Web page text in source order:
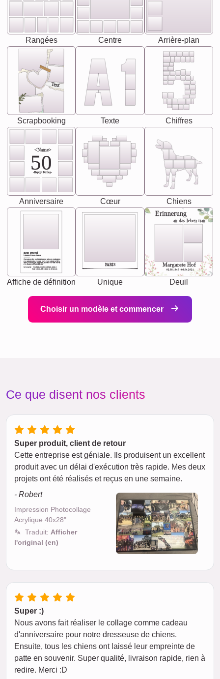
Rangées Centre Arrière-plan
Text
Scrapbooking Texte Chiffres
<Name>
50
-Happy Birday-
Anniversaire Cœur Chiens
Best Friend
[<NAME>] Noun, feminie
Synonyms: Soulmate, closet confidante, sister at
heart person, life partner in adventure.
The person who understands you without explanation
you accepts just as you are. She's your partner in life's,
chaos your biggest supporter, and the one with whom
you share your best memories.
Affiche de définition
PARIS
Unique
Erinnerung
an das leben uan
Margarete Hof
02.05.1940 - 08.04.2021
Deuil
Choisir un modèle et commencer
Ce que disent nos clients
Super produit, client de retour
Cette entreprise est géniale. Ils produisent un excellent
produit avec un délai d'exécution très rapide. Mes deux
projets ont été réalisés et reçus en une semaine.
- Robert
Impression Photocollage
Acrylique 40x28"
Traduit: Afficher
l'original (en)
Super :)
Nous avons fait réaliser le collage comme cadeau
d'anniversaire pour notre dresseuse de chiens.
Ensuite, tous les chiens ont laissé leur empreinte de
patte en souvenir. Super qualité, livraison rapide, rien à
redire. Merci :D